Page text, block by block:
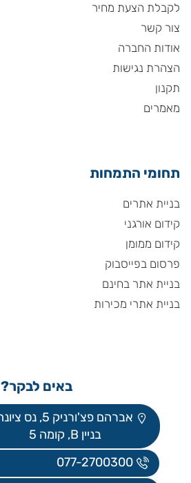
לקבלת הצעת מחיר
צור קשר
אודות החברה
הצהרת נגישות
תקנון
מאמרים
תחומי התמחות
בניית אתרים
קידום אורגני
קידום ממומן
פרסום בפייסבוק
בניית אתר בחינם
בניית אתרי מכירות
באים לבקר?
אברהם פצ'ורניק 5, נס ציונה
בניין B, קומה 5
077-2700300